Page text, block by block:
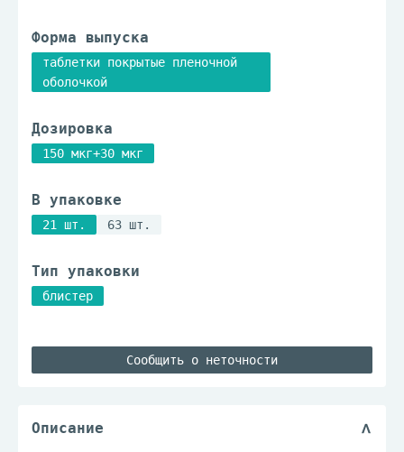
Форма выпуска
таблетки покрытые пленочной
оболочкой
Дозировка
150 мкг+30 мкг
В упаковке
21 шт. 63 шт.
Тип упаковки
блистер
Сообщить о неточности
Описание